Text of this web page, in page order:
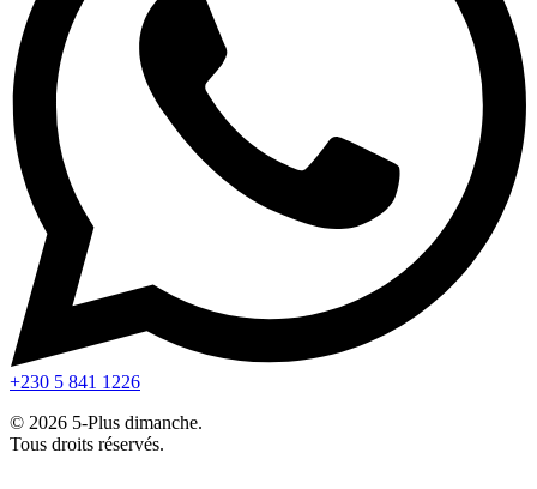
+230 5 841 1226
© 2026 5-Plus dimanche.
Tous droits réservés.